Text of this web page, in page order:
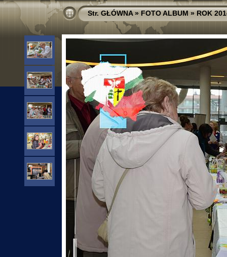
Str. GŁÓWNA»FOTO ALBUM»ROK